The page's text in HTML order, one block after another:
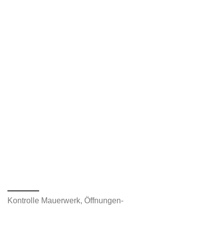
Kontrolle Mauerwerk, Öffnungen-